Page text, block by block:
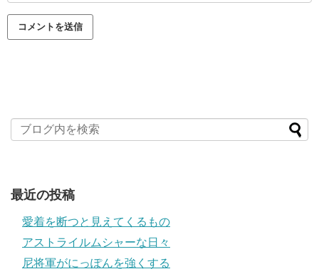
最近の投稿
愛着を断つと見えてくるもの
アストライルムシャーな日々
尼将軍がにっぽんを強くする